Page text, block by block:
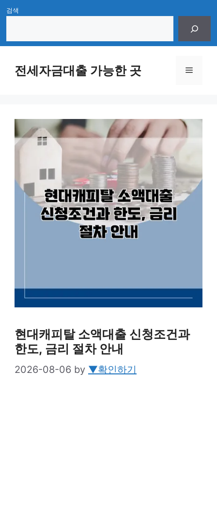
Skip
content
검색
전세자금대출 가능한 곳 Menu
현대캐피탈 소액대출 신청조건과
한도, 금리 절차 안내
2026-08-06 by ▼확인하기